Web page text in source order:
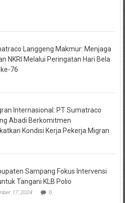
Langgeng Makmur: Menjaga
NKRI Melalui Peringatan Hari Bela
76
Internasional: PT Sumatraco
Abadi Berkomitmen
Kondisi Kerja Pekerja Migran
Sampang Fokus Intervensi
Tangani KLB Polio
17, 2024 0